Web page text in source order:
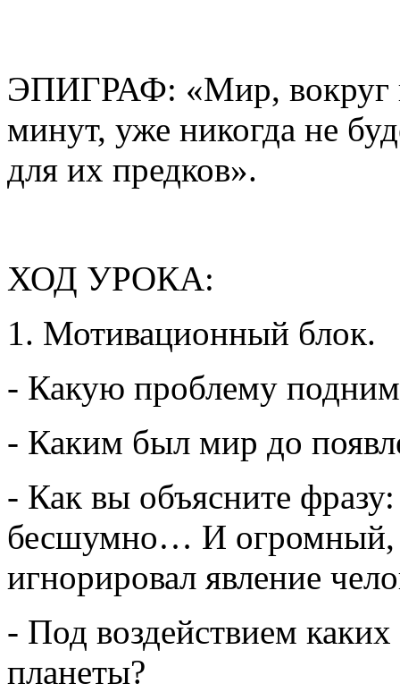
ЭПИГРАФ: «Мир, вокруг
минут, уже никогда не
для их предков».
ХОД УРОКА:
1. Мотивационный блок.
- Какую проблему
- Каким был мир до
- Как вы объясните
бесшумно… И
игнорировал явление
- Под воздействием
планеты?